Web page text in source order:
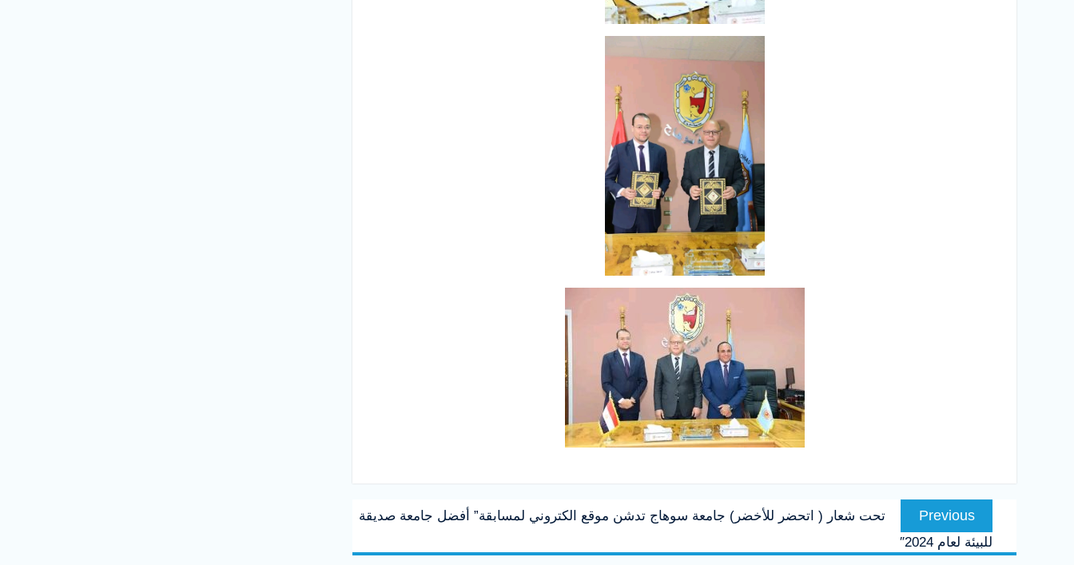
تصفّح
المقالاتPrevious
post:
تحت شعار ( اتحضر للأخضر) جامعة سوهاج تدشن موقع الكتروني لمسابقة” أفضل جامعة صديقة
للبيئة لعام 2024″